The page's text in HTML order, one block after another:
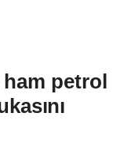
ham petrol